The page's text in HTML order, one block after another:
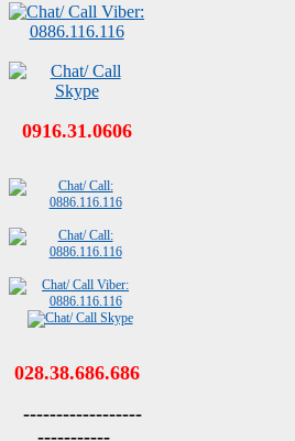
0916.31.0606
028.38.686.686
------------------
-----------